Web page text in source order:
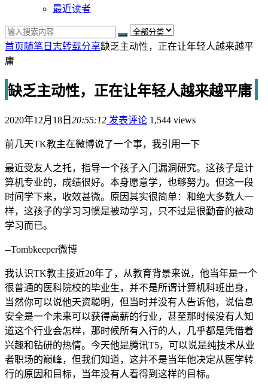
最近读者
首页随笔日志转载分享缺乏主动性，正在让年轻人越来越平
庸
缺乏主动性，正在让年轻人越来越平庸
2020年12月18日 20:55:12 发表评论 1,544 views
前几天TK教主在微博说了一个事，我引用一下
最近受友人之托，指导一个孩子入门漏洞研究。这孩子是计
算机专业的，成绩很好。本身愿意学，也够努力。但这一段
时间学下来，收效甚微。原因其实很简单：和绝大多数人一
样，这孩子的学习习惯是被动学习，只不过是很勤奋的被动
学习而已。
--Tombkeeper微博
我认识TK教主接近20年了，从教育背景来说，他当年是一个
很普通的医科院校的毕业生，并不是所谓计算机科班出身，
当然你可以说他天资聪明，但当时并没有人告诉他，说信息
安全是一个未来可以获得高薪的行业，甚至那时候没有人知
道这个行业会怎样，那时候所有入行的人，几乎都是凭借着
兴趣和钻研的热情。今天他是腾讯T5，可以说是纯技术从业
者职场的巅峰，但我们知道，这并不是当年他决定从医学转
行的原因和目标，当年没有人看得到这样的目标。